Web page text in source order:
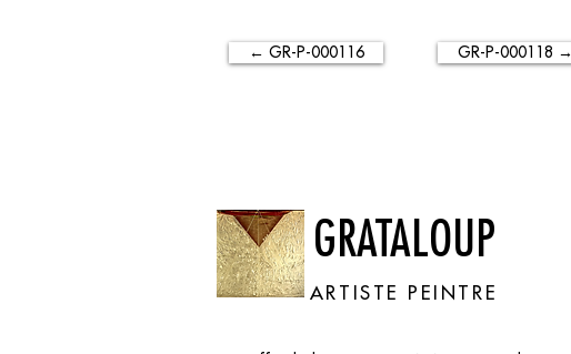
← GR-P-000116 GR-P-000118 →
GRATALOUP
ARTISTE PEINTRE